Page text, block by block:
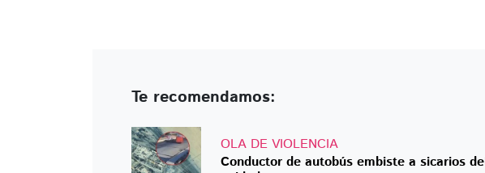
Te recomendamos:
OLA DE VIOLENCIA
Conductor de autobús embiste a sicarios